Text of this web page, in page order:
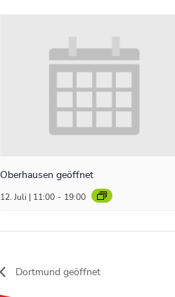
Oberhausen geöffnet
12. Juli | 11:00 - 19:00
Dortmund geöffnet